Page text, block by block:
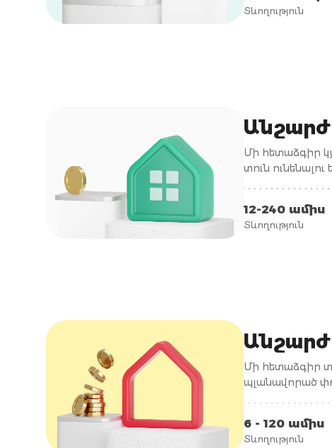
Տևողություն
Անշարժ
Մի հետաձգիր
տուն
12-240 ամիս
Տևողություն
Անշարժ
Մի հետաձգիր
պլանավորած
6 - 120 ամիս
Տևողություն